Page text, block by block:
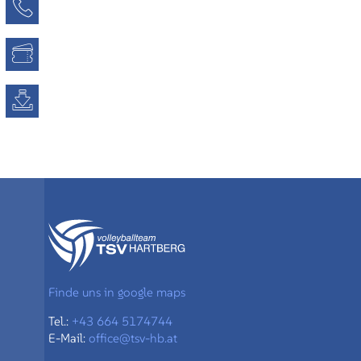
Finde uns in google maps
Tel.: +43 664 5174744
E-Mail: office@tsv-hb.at